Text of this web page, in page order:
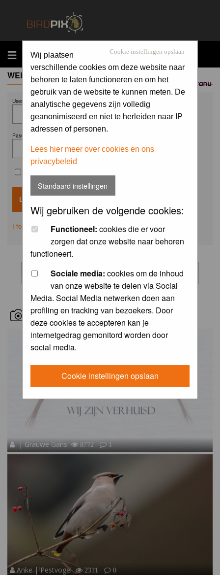
MENU
Sponsored by
Cookie instellingen opslaan
Wij plaatsen
verschillende cookies om deze website naar
behoren te laten functioneren en om het
gebruik van de website te kunnen meten. De
analytische gegevens zijn volledig
geanonimiseerd en niet te herleiden naar IP
adressen of personen.
Lees hier meer over cookies en ons
privacybeleid
Standaard instellingen
Wij gebruiken de volgende cookies:
Functioneel: cookies die er voor
zorgen dat onze website naar behoren
functioneert.
Sociale media: cookies om de inhoud
van onze website te delen via Social
Media. Social Media netwerken doen aan
profiling en tracking van bezoekers. Door
deze cookies te accepteren kan je
internetgedrag gemonitord worden door
social media.
Cookie instellingen opslaan
WELCOME GUEST
Username:
Password:
I forgot my password
RECENT BIRD PICS
| Grauwe Gans 8772 1
Anke | Pestvogel 2311 0